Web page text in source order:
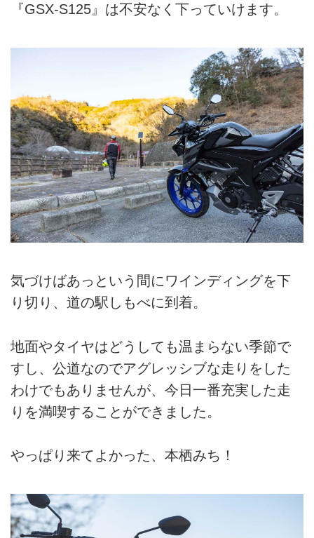
『GSX-S125』は不安なく下っていけます。
気づけばあっという間にワインディングを下
り切り、道の駅しもべに到着。
地面やタイヤはどうしても温まらない季節で
すし、公道なのでアグレッシブな走りをした
わけでもありませんが、今日一番充実した走
りを満喫することができました。
やっぱり来てよかった、本栖みち！